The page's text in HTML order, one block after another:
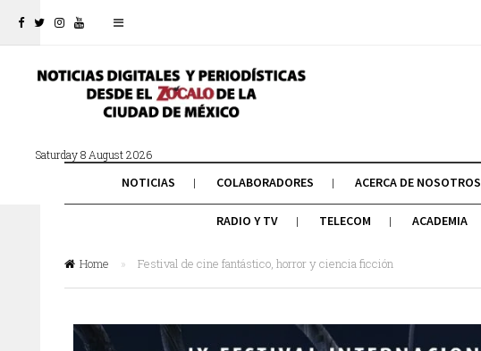
Saturday 8 August 2026
NOTICIAS COLABORADORES ACERCA DE NOSOTROS
RADIO Y TV TELECOM ACADEMIA
Home » Festival de cine fantástico, horror y ciencia ficción